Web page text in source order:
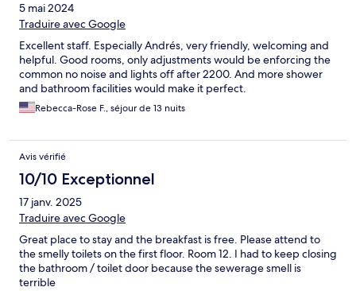
5 mai 2024
Traduire avec Google
Excellent staff. Especially Andrés, very friendly, welcoming and
helpful. Good rooms, only adjustments would be enforcing the
common no noise and lights off after 2200. And more shower
and bathroom facilities would make it perfect.
Rebecca-Rose F., séjour de 13 nuits
Avis vérifié
10/10 Exceptionnel
17 janv. 2025
Traduire avec Google
Great place to stay and the breakfast is free. Please attend to
the smelly toilets on the first floor. Room 12. I had to keep closing
the bathroom / toilet door because the sewerage smell is
terrible